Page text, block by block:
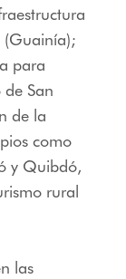
(Guainía);
para
San
de la
como
y Quibdó,
rural
las